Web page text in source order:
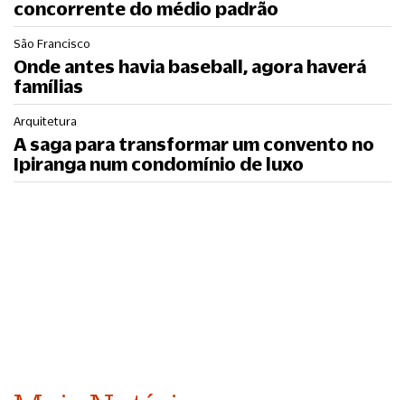
concorrente do médio padrão
São Francisco
Onde antes havia baseball, agora haverá
famílias
Arquitetura
A saga para transformar um convento no
Ipiranga num condomínio de luxo